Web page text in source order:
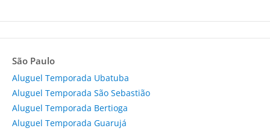
São Paulo
Aluguel Temporada Ubatuba
Aluguel Temporada São Sebastião
Aluguel Temporada Bertioga
Aluguel Temporada Guarujá